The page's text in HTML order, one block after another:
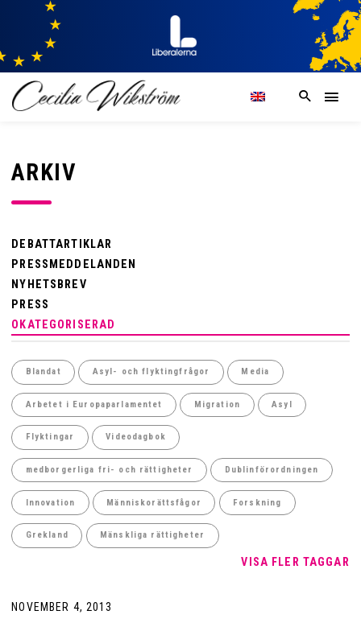
ARKIV
DEBATTARTIKLAR
PRESSMEDDELANDEN
NYHETSBREV
PRESS
OKATEGORISERAD
Blandat Asyl- och flyktingfrågor Media
Arbetet i Europaparlamentet Migration Asyl
Flyktingar Videodagbok
medborgerliga fri- och rättigheter Dublinförordningen
Innovation Människorättsfågor Forskning
Grekland Mänskliga rättigheter
VISA FLER TAGGAR
NOVEMBER 4, 2013